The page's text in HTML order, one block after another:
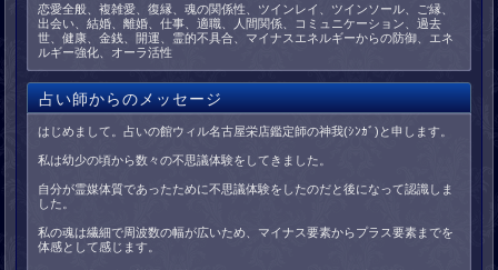
恋愛全般、複雑愛、復縁、魂の関係性、ツインレイ、ツインソール、ご縁、
出会い、結婚、離婚、仕事、適職、人間関係、コミュニケーション、過去
世、健康、金銭、開運、霊的不具合、マイナスエネルギーからの防御、エネ
ルギー強化、オーラ活性
占い師からのメッセージ
はじめまして。占いの館ウィル名古屋栄店鑑定師の神我(ｼﾝｶﾞ)と申します。
私は幼少の頃から数々の不思議体験をしてきました。
自分が霊媒体質であったために不思議体験をしたのだと後になって認識しま
した。
私の魂は繊細で周波数の幅が広いため、マイナス要素からプラス要素までを
体感として感じます。